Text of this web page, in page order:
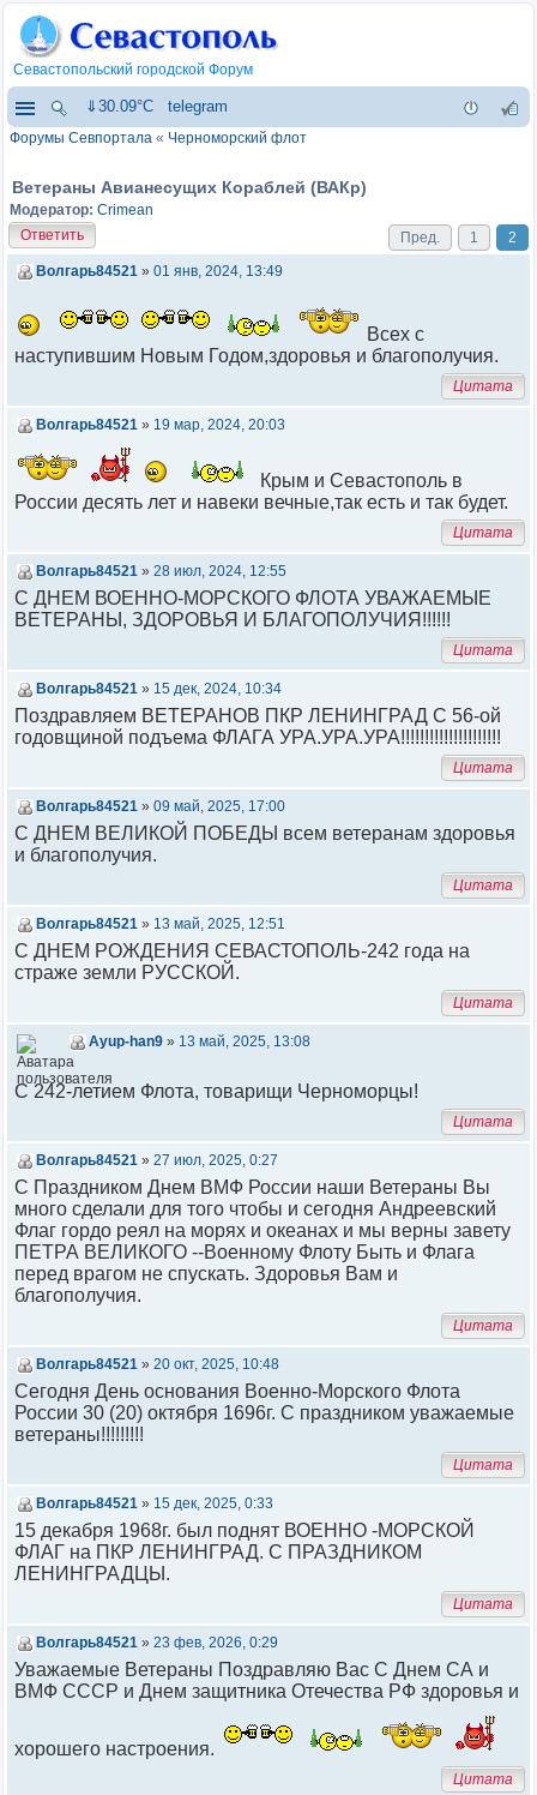
Севастопольский городской Форум
⇓30.09°C telegram
Форумы Севпортала « Черноморский флот
Ветераны Авианесущих Кораблей (ВАКр)
Модератор: Crimean
Ответить
Пред. 1 2
Волгарь84521 » 01 янв, 2024, 13:49
Всех с
наступившим Новым Годом,здоровья и благополучия.
Цитата
Волгарь84521 » 19 мар, 2024, 20:03
Крым и Севастополь в
России десять лет и навеки вечные,так есть и так будет.
Цитата
Волгарь84521 » 28 июл, 2024, 12:55
С ДНЕМ ВОЕННО-МОРСКОГО ФЛОТА УВАЖАЕМЫЕ
ВЕТЕРАНЫ, ЗДОРОВЬЯ И БЛАГОПОЛУЧИЯ!!!!!!
Цитата
Волгарь84521 » 15 дек, 2024, 10:34
Поздравляем ВЕТЕРАНОВ ПКР ЛЕНИНГРАД С 56-ой
годовщиной подъема ФЛАГА УРА.УРА.УРА!!!!!!!!!!!!!!!!!!!!!
Цитата
Волгарь84521 » 09 май, 2025, 17:00
С ДНЕМ ВЕЛИКОЙ ПОБЕДЫ всем ветеранам здоровья
и благополучия.
Цитата
Волгарь84521 » 13 май, 2025, 12:51
С ДНЕМ РОЖДЕНИЯ СЕВАСТОПОЛЬ-242 года на
страже земли РУССКОЙ.
Цитата
Ayup-han9 » 13 май, 2025, 13:08
С 242-летием Флота, товарищи Черноморцы!
Цитата
Волгарь84521 » 27 июл, 2025, 0:27
С Праздником Днем ВМФ России наши Ветераны Вы
много сделали для того чтобы и сегодня Андреевский
Флаг гордо реял на морях и океанах и мы верны завету
ПЕТРА ВЕЛИКОГО --Военному Флоту Быть и Флага
перед врагом не спускать. Здоровья Вам и
благополучия.
Цитата
Волгарь84521 » 20 окт, 2025, 10:48
Сегодня День основания Военно-Морского Флота
России 30 (20) октября 1696г. С праздником уважаемые
ветераны!!!!!!!!!
Цитата
Волгарь84521 » 15 дек, 2025, 0:33
15 декабря 1968г. был поднят ВОЕННО -МОРСКОЙ
ФЛАГ на ПКР ЛЕНИНГРАД. С ПРАЗДНИКОМ
ЛЕНИНГРАДЦЫ.
Цитата
Волгарь84521 » 23 фев, 2026, 0:29
Уважаемые Ветераны Поздравляю Вас С Днем СА и
ВМФ СССР и Днем защитника Отечества РФ здоровья и
хорошего настроения.
Цитата